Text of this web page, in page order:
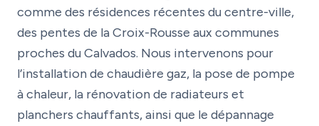
comme des résidences récentes du centre-ville,
des pentes de la Croix-Rousse aux communes
proches du Calvados. Nous intervenons pour
l’installation de chaudière gaz, la pose de pompe
à chaleur, la rénovation de radiateurs et
planchers chauffants, ainsi que le dépannage